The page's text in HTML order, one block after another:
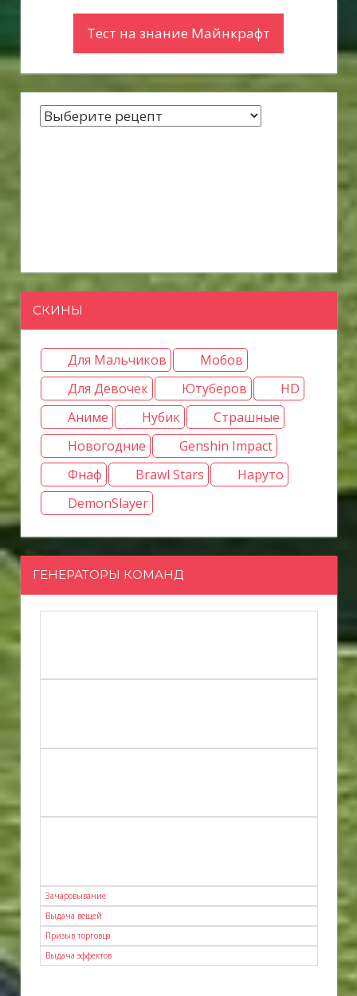
Тест на знание Майнкрафт
СКИНЫ
Для Мальчиков
Мобов
Для Девочек
Ютуберов
HD
Аниме
Нубик
Страшные
Новогодние
Genshin Impact
Фнаф
Brawl Stars
Наруто
DemonSlayer
ГЕНЕРАТОРЫ КОМАНД
Зачаровывание
Выдача вещей
Призыв торговца
Выдача эффектов